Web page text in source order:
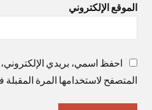
الموقع الإلكتروني
احفظ اسمي، بريدي
المتصفح لاستخدامها المرة المقبلة